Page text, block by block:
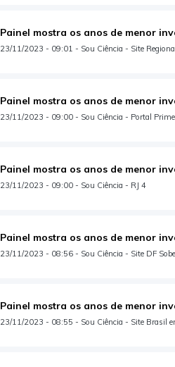
Painel mostra os anos de menor
23/11/2023 - 09:01 - Sou Ciência - Site
Painel mostra os anos de menor
23/11/2023 - 09:00 - Sou Ciência - Portal
Painel mostra os anos de menor
23/11/2023 - 09:00 - Sou Ciência - RJ 4
Painel mostra os anos de menor
23/11/2023 - 08:56 - Sou Ciência - Site DF
Painel mostra os anos de menor
23/11/2023 - 08:55 - Sou Ciência - Site Brasil